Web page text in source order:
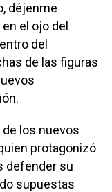
déjenme
el ojo del
del
de las figuras
de los nuevos
protagonizó
defender su
supuestas